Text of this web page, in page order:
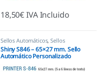
18,50€IVA Incluido
Sellos Automáticos,Sellos
empresas , Shiny
Shiny S846 – 65×27 mm. Sello
Automático Personalizado